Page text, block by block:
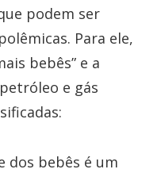
podem ser
Para ele,
bebês” e a
e gás
dos bebês é um